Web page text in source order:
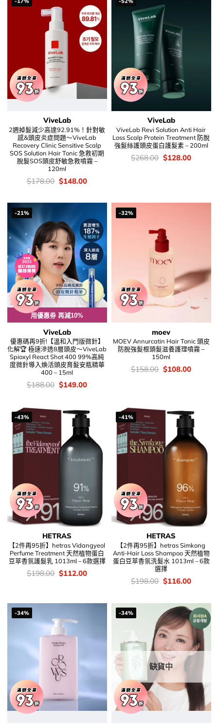
ViveLab
2週掉髮減少高達92.91%！針對敏
感&頭皮炎症問題～ViveLab
Recovery Clinic Sensitive Scalp
SOS Solution Hair Tonic 急救初期
脫髮SOS頭皮舒敏急救噴霧 –
120ml
價
錢：
$178.00 Original
price
$178.00.
$148.00Current
$148.00.
ViveLab
ViveLab Revi Solution Anti Hair
Loss Scalp Protein Treatment 防脫
強髮絲護頭皮蛋白護髮素 – 200ml
價
錢：
$268.00 Original
price
$128.00Current
-21%
用優惠劵 再減10%
ViveLab
優惠碼再9折!【溫和入門版微針】
化解🏆 極速滲透8層頭皮～ViveLab
Spioxyl React Shot 400 99%高純
度微針導入煥活頭皮育髮安瓶精華
400 – 15ml
價
$188.00 Original
$149.00Current
-32%
moev
MOEV Annurcatin Hair Tonic 頭皮
防脫強髮根頭髮滋養護理噴霧 –
150ml
價
$158.00 Original
$108.00Current
-43%
HETRAS
【2件再95折】hetras Vidangyeol
Perfume Treatment 天然植物蛋白
豆萃香氛護髮乳 1013ml – 6款選擇
價
錢：
$198.00 Original
price
$112.00Current
-41%
HETRAS
【2件再95折】hetras Simkong
Anti-Hair Loss Shampoo 天然植物
蛋白豆萃香氛洗髮水 1013ml – 6款
選擇
價
錢：
$198.00 Original
price
$198.00.
$116.00Current
-34% -34%
缺貨中